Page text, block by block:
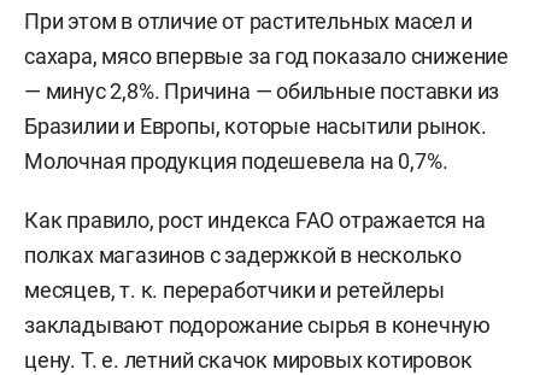
При этом в отличие от растительных масел и
сахара, мясо впервые за год показало снижение
— минус 2,8%. Причина — обильные поставки из
Бразилии и Европы, которые насытили рынок.
Молочная продукция подешевела на 0,7%.
Как правило, рост индекса FAO отражается на
полках магазинов с задержкой в несколько
месяцев, т. к. переработчики и ретейлеры
закладывают подорожание сырья в конечную
цену. Т. е. летний скачок мировых котировок